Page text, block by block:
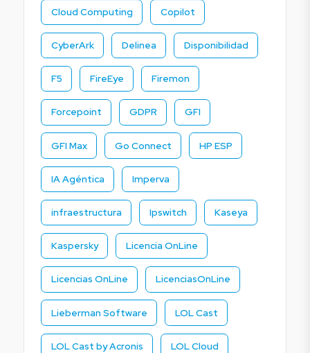
Cloud Computing Copilot
CyberArk Delinea Disponibilidad
F5 FireEye Firemon
Forcepoint GDPR GFI
GFI Max Go Connect HP ESP
IA Agéntica Imperva
infraestructura Ipswitch Kaseya
Kaspersky Licencia OnLine
Licencias OnLine LicenciasOnLine
Lieberman Software LOL Cast
LOL Cast by Acronis LOL Cloud